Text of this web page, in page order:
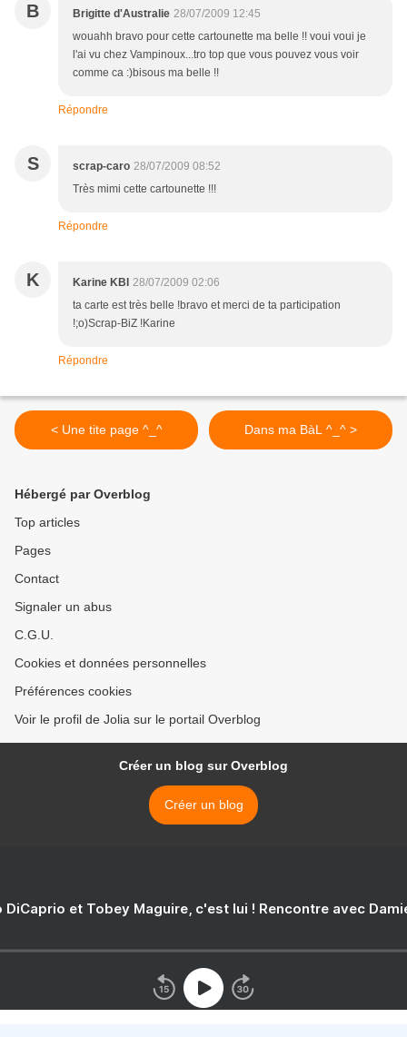
B Brigitte d'Australie 28/07/2009 12:45
wouahh bravo pour cette cartounette ma belle !! voui voui je
l'ai vu chez Vampinoux...tro top que vous pouvez vous voir
comme ca :)bisous ma belle !!
Répondre
S scrap-caro 28/07/2009 08:52
Très mimi cette cartounette !!!
Répondre
K Karine KBI 28/07/2009 02:06
ta carte est très belle !bravo et merci de ta participation
!;o)Scrap-BiZ !Karine
Répondre
< Une tite page ^_^ Dans ma BàL ^_^ >
Hébergé par Overblog
Top articles
Pages
Contact
Signaler un abus
C.G.U.
Cookies et données personnelles
Préférences cookies
Voir le profil de Jolia sur le portail Overblog
Créer un blog sur Overblog
Créer un blog
DiCaprio et Tobey Maguire, c'est lui ! Rencontre avec